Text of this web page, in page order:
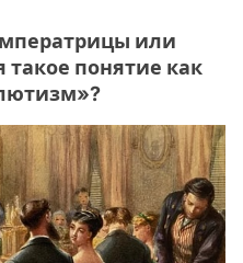
или
такое понятие как